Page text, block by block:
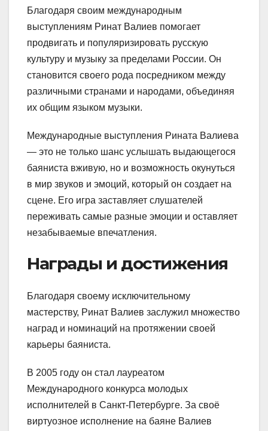
Благодаря своим международным
выступлениям Ринат Валиев помогает
продвигать и популяризировать русскую
культуру и музыку за пределами России. Он
становится своего рода посредником между
различными странами и народами, объединяя
их общим языком музыки.
Международные выступления Рината Валиева
— это не только шанс услышать выдающегося
баяниста вживую, но и возможность окунуться
в мир звуков и эмоций, который он создает на
сцене. Его игра заставляет слушателей
переживать самые разные эмоции и оставляет
незабываемые впечатления.
Награды и достижения
Благодаря своему исключительному
мастерству, Ринат Валиев заслужил множество
наград и номинаций на протяжении своей
карьеры баяниста.
В 2005 году он стал лауреатом
Международного конкурса молодых
исполнителей в Санкт-Петербурге. За своё
виртуозное исполнение на баяне Валиев